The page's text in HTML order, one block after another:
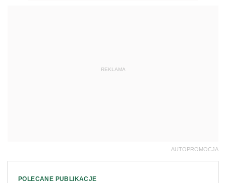
REKLAMA
AUTOPROMOCJA
POLECANE PUBLIKACJE